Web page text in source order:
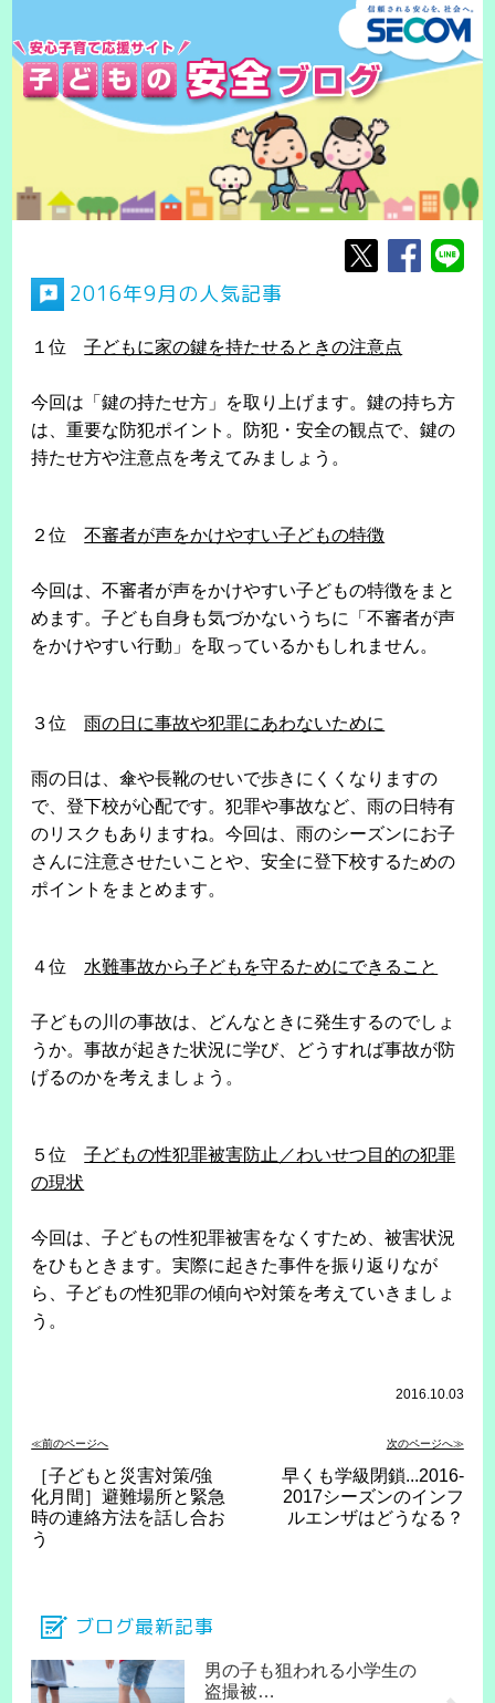
2016年9月の人気記事
１位子どもに家の鍵を持たせるときの注意点
今回は「鍵の持たせ方」を取り上げます。鍵の持ち方
は、重要な防犯ポイント。防犯・安全の観点で、鍵の
持たせ方や注意点を考えてみましょう。
２位不審者が声をかけやすい子どもの特徴
今回は、不審者が声をかけやすい子どもの特徴をまと
めます。子ども自身も気づかないうちに「不審者が声
をかけやすい行動」を取っているかもしれません。
３位 雨の日に事故や犯罪にあわないために
雨の日は、傘や長靴のせいで歩きにくくなりますの
で、登下校が心配です。犯罪や事故など、雨の日特有
のリスクもありますね。今回は、雨のシーズンにお子
さんに注意させたいことや、安全に登下校するための
ポイントをまとめます。
４位水難事故から子どもを守るためにできること
子どもの川の事故は、どんなときに発生するのでしょ
うか。事故が起きた状況に学び、どうすれば事故が防
げるのかを考えましょう。
５位子どもの性犯罪被害防止／わいせつ目的の犯罪
の現状
今回は、子どもの性犯罪被害をなくすため、被害状況
をひもときます。実際に起きた事件を振り返りなが
ら、子どもの性犯罪の傾向や対策を考えていきましょ
う。
2016.10.03
≪前のページへ 次のページへ≫
［子どもと災害対策/強
化月間］避難場所と緊急
時の連絡方法を話し合お
う
早くも学級閉鎖...2016-
2017シーズンのインフ
ルエンザはどうなる？
ブログ最新記事
男の子も狙われる小学生の
盗撮被…